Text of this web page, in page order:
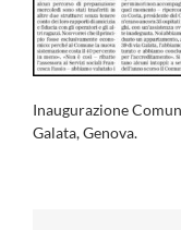
Inaugurazione
Galata, Genova.